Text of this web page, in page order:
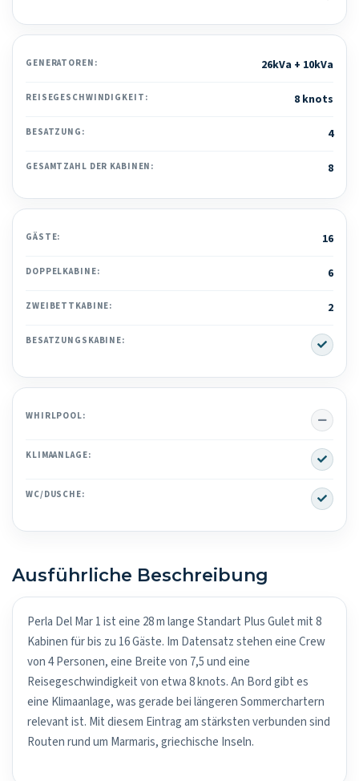
GENERATOREN: 26kVa + 10kVa
REISEGESCHWINDIGKEIT: 8 knots
BESATZUNG: 4
GESAMTZAHL DER KABINEN: 8
GÄSTE: 16
DOPPELKABINE: 6
ZWEIBETTKABINE: 2
BESATZUNGSKABINE: Yes
WHIRLPOOL: No
KLIMAANLAGE: Yes
WC/DUSCHE: Yes
Ausführliche Beschreibung
Perla Del Mar 1 ist eine 28 m lange Standart Plus Gulet mit 8
Kabinen für bis zu 16 Gäste. Im Datensatz stehen eine Crew
von 4 Personen, eine Breite von 7,5 und eine
Reisegeschwindigkeit von etwa 8 knots. An Bord gibt es
eine Klimaanlage, was gerade bei längeren Sommerchartern
relevant ist. Mit diesem Eintrag am stärksten verbunden sind
Routen rund um Marmaris, griechische Inseln.